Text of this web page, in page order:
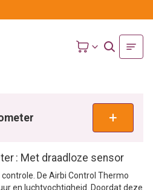
: Met draadloze sensor
De Airbi Control Thermo
en luchtvochtigheid. Doordat deze